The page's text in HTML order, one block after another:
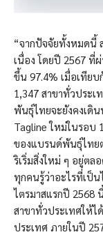
“จากปัจจัยทั้งหมดนี้
เนื่อง โดยปี 2567 ที่
ขึ้น 97.4% เมื่อเทีย
1,347 สาขาทั่วประ
พันธุ์ไทยจะยังคงเดิ
Tagline ใหม่ในรอบ
ของแบรนด์พันธุ์ไทย
ริเริ่มสิ่งใหม่ ๆ อยู่ตล
ทุกคนรู้ว่าอะไรที่เป็
ไตรมาสแรกปี 2568
สาขาทั่วประเทศให้ไ
ประเทศ ภายในปี